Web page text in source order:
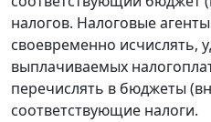
налогов. Налоговые
своевременно исчислять,
выплачиваемых
перечислять в бюджеты
соответствующие налоги.